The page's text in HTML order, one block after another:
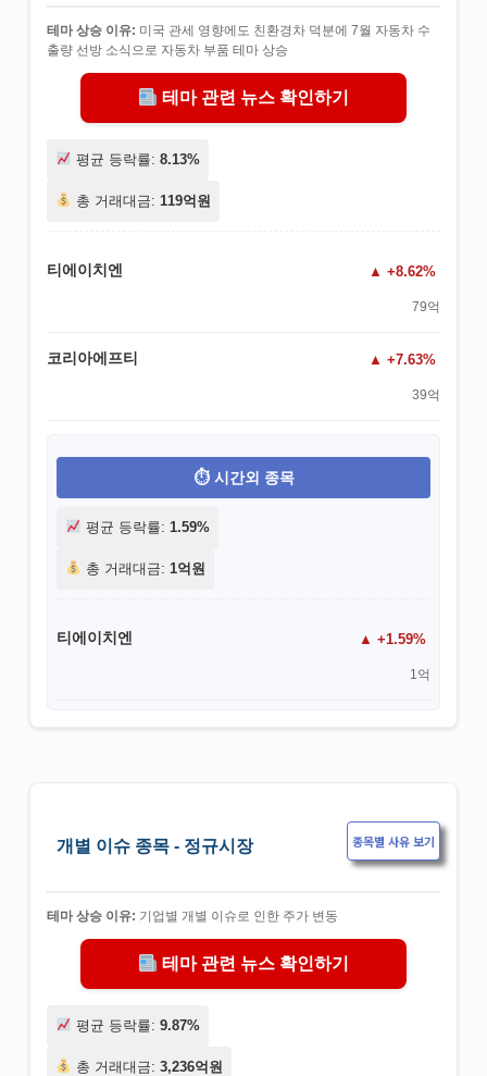
테마 상승 이유: 미국 관세 영향에도 친환경차 덕분에 7월 자동차 수
출량 선방 소식으로 자동차 부품 테마 상승
테마 관련 뉴스 확인하기
평균 등락률: 8.13%
총 거래대금: 119억원
티에이치엔 +8.62%
79억
코리아에프티 +7.63%
39억
시간외 종목
평균 등락률: 1.59%
총 거래대금: 1억원
티에이치엔 +1.59%
1억
개별 이슈 종목 - 정규시장 종목별 사유 보기
테마 상승 이유: 기업별 개별 이슈로 인한 주가 변동
테마 관련 뉴스 확인하기
평균 등락률: 9.87%
총 거래대금: 3,236억원